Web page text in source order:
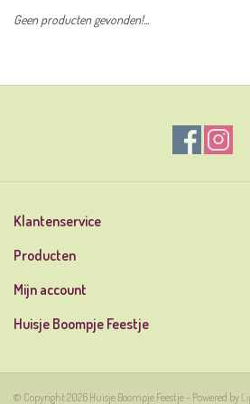
Geen producten gevonden!...
Klantenservice
Producten
Mijn account
Huisje Boompje Feestje
© Copyright 2026 Huisje Boompje Feestje - Powered by